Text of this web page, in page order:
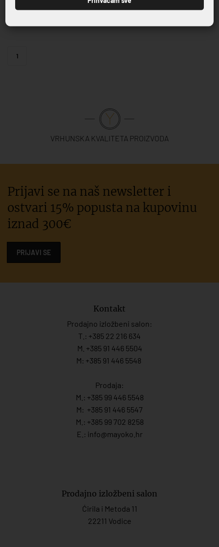
55,90 €
1
VRHUNSKA KVALITETA PROIZVODA
Prijavi se na naš newsletter i
ostvari 15% popusta na kupovinu
iznad 300€
PRIJAVI SE
Kontakt
Prodajno izložbeni salon:
T.: +385 22 216 634
M. +385 91 446 5504
M: +385 91 446 5548
Prodaja:
M.: +385 99 446 5548
M: +385 91 446 5547
M.: +385 99 702 8258
E.: info@mayoko. hr
Prodajno izložbeni salon
Ćirila i Metoda 11
22211 Vodice